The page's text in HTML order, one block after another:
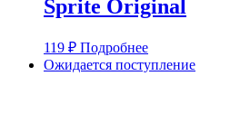
Sprite Original
119 ₽ Подробнее
Ожидается поступление